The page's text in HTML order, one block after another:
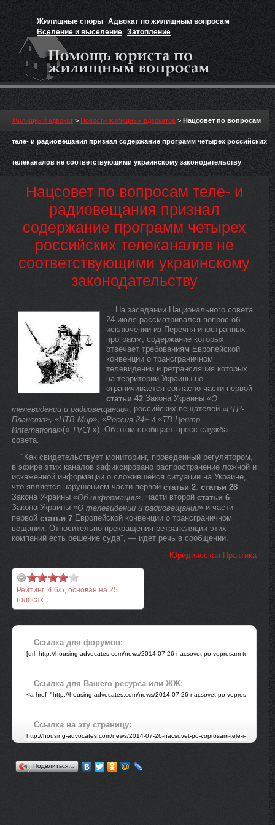
Жилищные споры Адвокат по жилищным вопросам
Вселение и выселение Затопление
Признание прав на жильё
Жилищный адвокат > Новости жилищных адвокатов > Нацсовет по вопросам
теле- и радиовещания признал содержание программ четырех российских
телеканалов не соответствующими украинскому законодательству
Нацсовет по вопросам теле- и
радиовещания признал
содержание программ четырех
российских телеканалов не
соответствующими украинскому
законодательству
На заседании Национального совета
24 июля рассматривался вопрос об
исключении из Перечня иностранных
программ, содержание которых
отвечает требованиям Европейской
конвенции о трансграничном
телевидении и ретрансляция которых
на территории Украины не
ограничивается согласно части первой
статьи 42 Закона Украины «О
телевидении и радиовещании», российских вещателей «РТР-
Планета», «НТВ-Мир», «Россия 24» и «ТВ Центр-
Иnternational»(« ТVСІ »). Об этом сообщает пресс-служба
совета.
"Как свидетельствует мониторинг, проведенный регулятором,
в эфире этих каналов зафиксировано распространение ложной и
искаженной информации о сложившейся ситуации на Украине,
что является нарушением части первой статьи 2, статьи 28
Закона Украины «Об информации», части второй статьи 6
Закона Украины «О телевидении и радиовещании» и части
первой статьи 7 Европейской конвенции о трансграничном
вещании. Относительно прекращения ретрансляции этих
компаний есть решение суда", — идет речь в сообщении.
Юридическая Практика
Рейтинг: 4.6/5, основан на 25
голосах.
Ссылка для форумов:
Ссылка для Вашего ресурса или ЖЖ:
Ссылка на эту страницу:
Поделиться…